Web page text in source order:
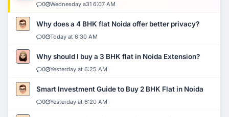
0 Wednesday a31 6:07 AM
Why does a 4 BHK flat Noida offer better privacy?
0 Today at 6:30 AM
Why should I buy a 3 BHK flat in Noida Extension?
0 Yesterday at 6:25 AM
Smart Investment Guide to Buy 2 BHK Flat in Noida
0 Yesterday at 6:20 AM